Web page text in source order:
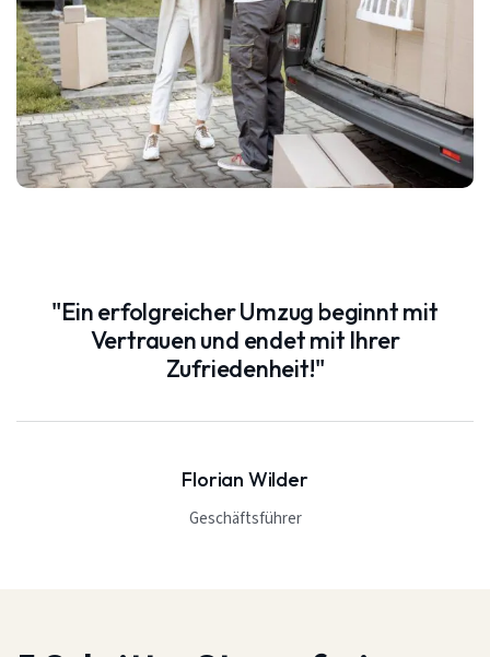
"Ein erfolgreicher Umzug beginnt mit
Vertrauen und endet mit Ihrer
Zufriedenheit!"
Florian Wilder
Geschäftsführer